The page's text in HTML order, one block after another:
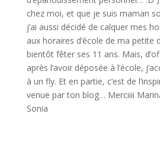
chez moi, et que je suis maman
j’ai aussi décidé de calquer mes
aux horaires d’école de ma petite
bientôt fêter ses 11 ans. Mais,
après l’avoir déposée à l’école,
à un fly. Et en partie, c’est de
venue par ton blog… Merciiii
Sonia